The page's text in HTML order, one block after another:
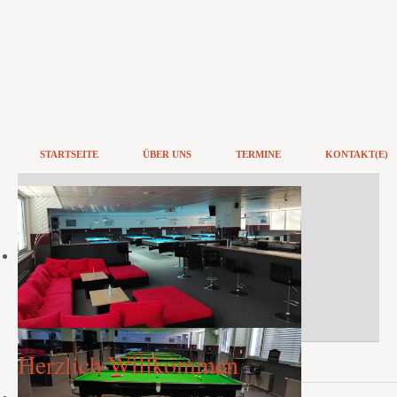
STARTSEITE ÜBER UNS TERMINE KONTAKT(E)
Herzlich Willkommen